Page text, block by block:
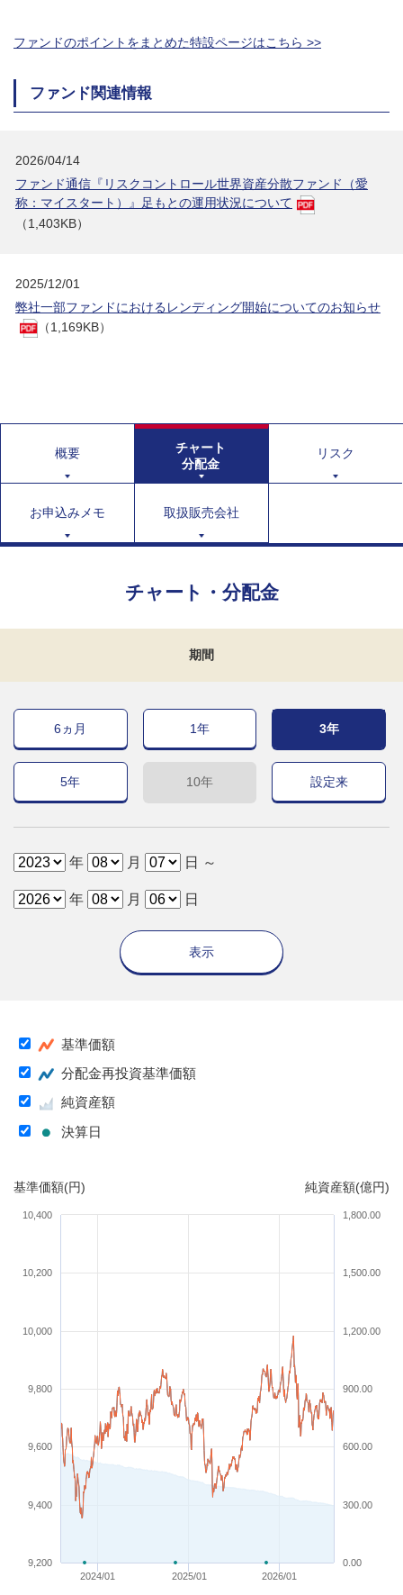
ファンドのポイントをまとめた特設ページはこちら >>
ファンド関連情報
2026/04/14
ファンド通信『リスクコントロール世界資産分散ファンド（愛
称：マイスタート）』足もとの運用状況について
（1,403KB）
2025/12/01
弊社一部ファンドにおけるレンディング開始についてのお知らせ
（1,169KB）
概要
チャート
分配金
リスク
お申込みメモ 取扱販売会社
チャート・分配金
期間
6ヵ月 1年 3年
5年 10年 設定来
年 月 日 ～
年 月 日
表示
基準価額
分配金再投資基準価額
純資産額
決算日
基準価額(円) 純資産額(億円)
2024/01 2025/01 2026/01
9,200
9,400
9,600
9,800
10,000
10,200
10,400
0.00
1,200.00
300.00
600.00
900.00
1,500.00
1,800.00